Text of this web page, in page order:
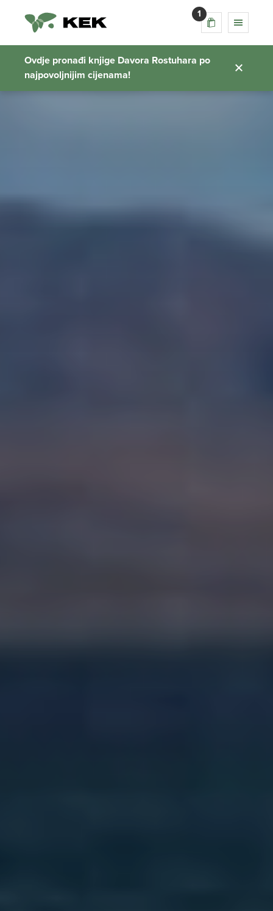
1
Ovdje pronađi knjige Davora Rostuhara po
najpovoljnijim cijenama!